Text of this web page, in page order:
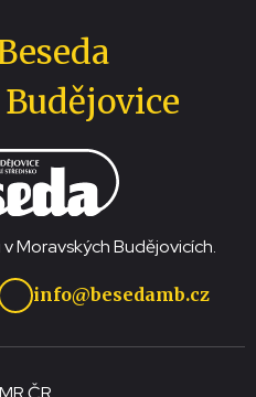
Moravských Budějovicích.
info@besedamb.cz